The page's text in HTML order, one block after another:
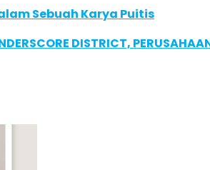
Sebuah Karya Puitis
DISTRICT,